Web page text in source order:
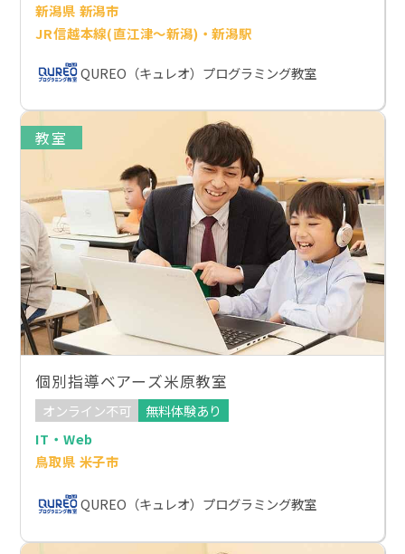
新潟県 新潟市
JR信越本線(直江津～新潟)・新潟駅
QUREO（キュレオ）プログラミング教室
教室
個別指導ベアーズ米原教室
オンライン不可
無料体験あり
IT・Web
鳥取県 米子市
QUREO（キュレオ）プログラミング教室